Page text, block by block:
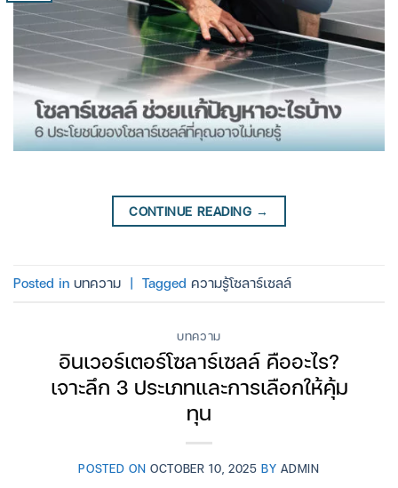
CONTINUE READING →
Posted in บทความ | Tagged ความรู้โซลาร์เซลล์
บทความ
อินเวอร์เตอร์โซลาร์เซลล์ คืออะไร?
เจาะลึก 3 ประเภทและการเลือกให้คุ้ม
ทุน
POSTED ONOCTOBER 10, 2025 BYADMIN